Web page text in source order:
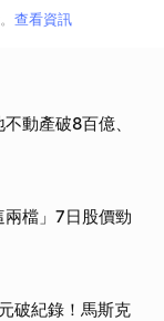
查看資訊
動產破8百億、
檔」7日股價勁
破紀錄！馬斯克